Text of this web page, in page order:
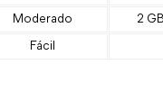
Moderado
2
Fácil